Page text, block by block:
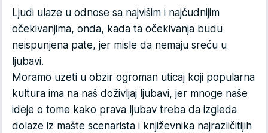
Ljudi ulaze u odnose sa najvišim i najčudnijim
očekivanjima, onda, kada ta očekivanja budu
neispunjena pate, jer misle da nemaju sreću u
ljubavi.
Moramo uzeti u obzir ogroman uticaj koji popularna
kultura ima na naš doživljaj ljubavi, jer mnoge naše
ideje o tome kako prava ljubav treba da izgleda
dolaze iz mašte scenarista i književnika najrazličitijih